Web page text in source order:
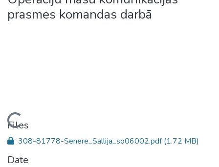
prasmes komandas darbā
Loading...
Files
308-81778-Senere_Sallija_so06002.pdf(1.72 MB)
Date